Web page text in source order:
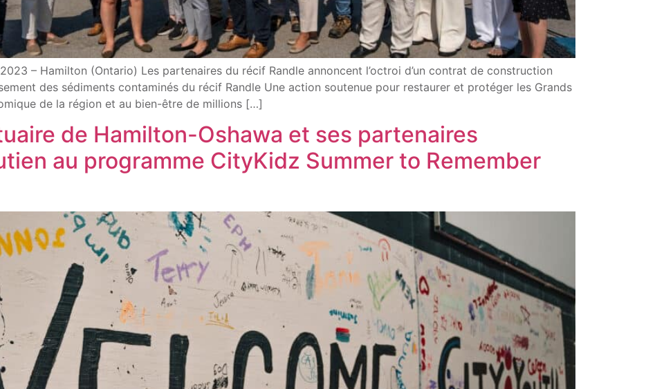
– Hamilton (Ontario) Les partenaires du récif Randle annoncent l’octroi d’un contrat de construction
des sédiments contaminés du récif Randle Une action soutenue pour restaurer et protéger les Grands
de la région et au bien-être de millions […]
de Hamilton-Oshawa et ses partenaires
au programme CityKidz Summer to Remember